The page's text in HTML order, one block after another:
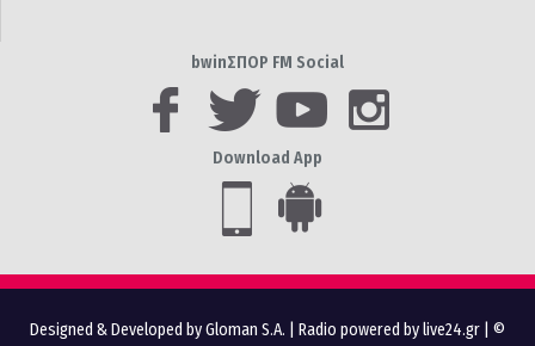
bwinΣΠΟΡ FM Social
Download App
Designed & Developed by Gloman S.A. Radio powered by live24.gr | ©